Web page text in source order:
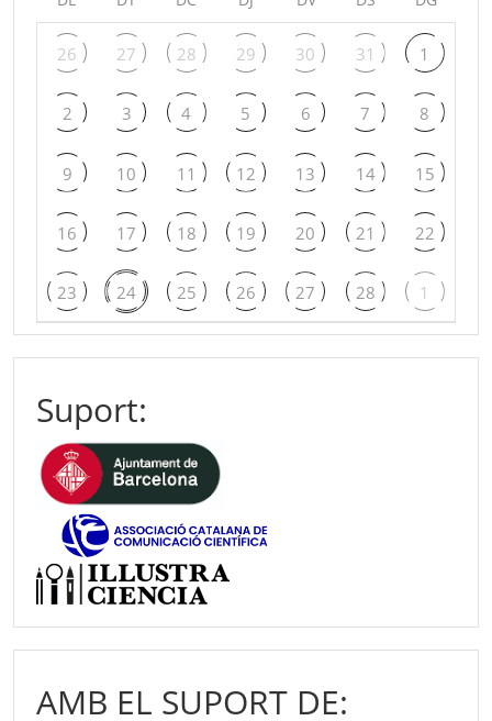
26 27 28 29 30 31 1
2 3 4 5 6 7 8
9 10 11 12 13 14 15
16 17 18 19 20 21 22
23 24 25 26 27 28 1
Suport:
AMB EL SUPORT DE: